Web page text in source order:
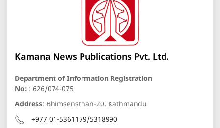
Kamana News Publications Pvt. Ltd.
Department of Information Registration
No: : 626/074-075
Address: Bhimsensthan-20, Kathmandu
+977 01-5361179/5318990